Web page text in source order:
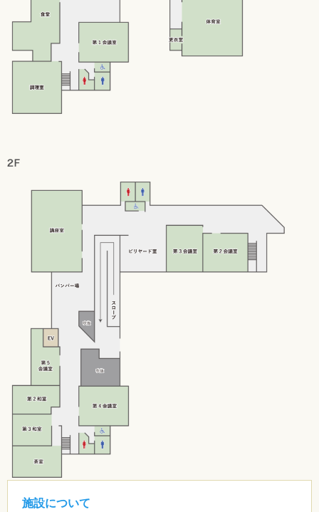
施設について